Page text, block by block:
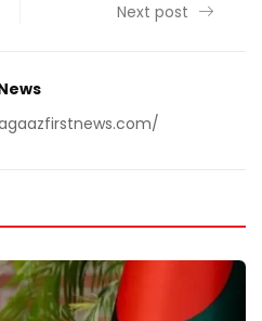
Next post